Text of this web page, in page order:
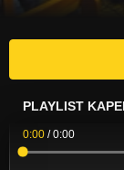
PLAYLIST
0:00 /0:00